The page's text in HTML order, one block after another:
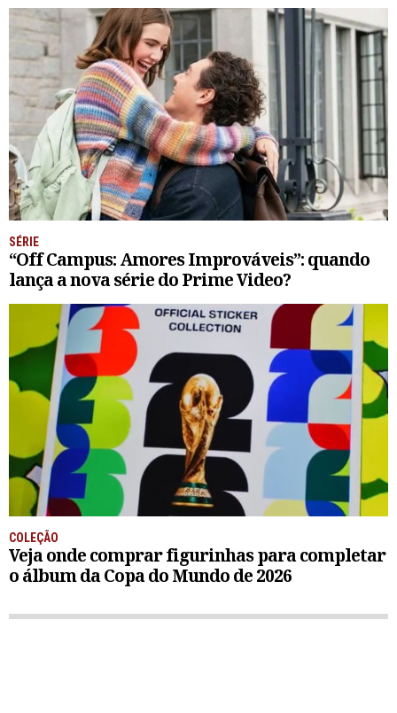
SÉRIE
“Off Campus: Amores Improváveis”: quando
lança a nova série do Prime Video?
COLEÇÃO
Veja onde comprar figurinhas para completar
o álbum da Copa do Mundo de 2026